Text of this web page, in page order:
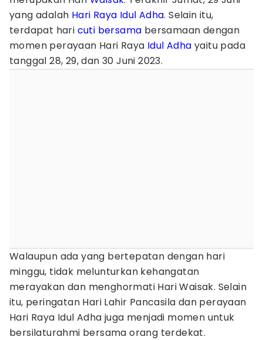
yang adalah Hari Raya Idul Adha. Selain itu,
terdapat hari cuti bersama bersamaan dengan
momen perayaan Hari Raya Idul Adha yaitu pada
tanggal 28, 29, dan 30 Juni 2023.
Walaupun ada yang bertepatan dengan hari
minggu, tidak melunturkan kehangatan
merayakan dan menghormati Hari Waisak. Selain
itu, peringatan Hari Lahir Pancasila dan perayaan
Hari Raya Idul Adha juga menjadi momen untuk
bersilaturahmi bersama orang terdekat.